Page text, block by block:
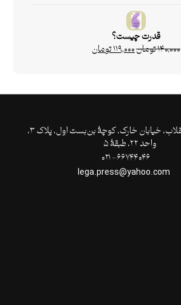
قدرت چیست؟
۱۴۰,۰۰۰تومان۱۱۹,۰۰۰تومان
تهـران،‌ خیابان انقلاب، خیابان خارک، کوچۀ بن‌بست اول، پلاک ۳،
واحد ۲۲، طبقۀ ۵